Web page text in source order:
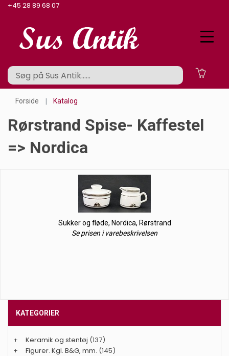
+45 28 89 68 07
Forside Katalog
Rørstrand Spise- Kaffestel
=> Nordica
Sukker og fløde, Nordica, Rørstrand
Se prisen i varebeskrivelsen
KATEGORIER
+ Keramik og stentøj (137)
+
Figurer. Kgl. B&G, mm. (145)